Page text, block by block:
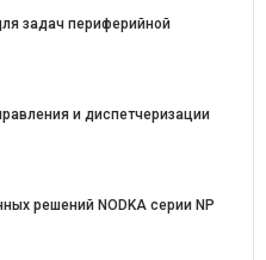
задач периферийной
и диспетчеризации
решений NODKA серии NP